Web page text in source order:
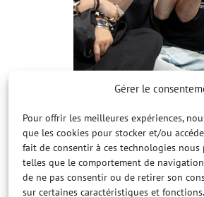
Gérer le
Pour offrir les meilleures expériences,
que les cookies pour stocker et/ou
fait de consentir à ces technologies
telles que le comportement de
de ne pas consentir ou de retirer son
sur certaines caractéristiques et fonctions.
PRÉVENTION ET SÉCURITÉ
Fortes chaleurs
reporte ses